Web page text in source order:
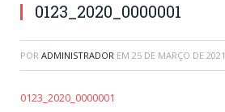
0123_2020_0000001
POR ADMINISTRADOR EM 25 DE MARÇO DE 2021
0123_2020_0000001